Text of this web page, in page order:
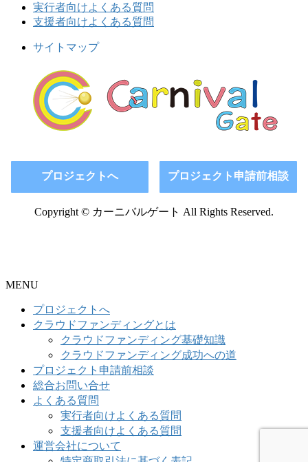
実行者向けよくある質問
支援者向けよくある質問
サイトマップ
プロジェクトへ プロジェクト申請前相談
Copyright © カーニバルゲート All Rights Reserved.
MENU
プロジェクトへ
クラウドファンディングとは
クラウドファンディング基礎知識
クラウドファンディング成功への道
プロジェクト申請前相談
総合お問い合せ
よくある質問
実行者向けよくある質問
支援者向けよくある質問
運営会社について